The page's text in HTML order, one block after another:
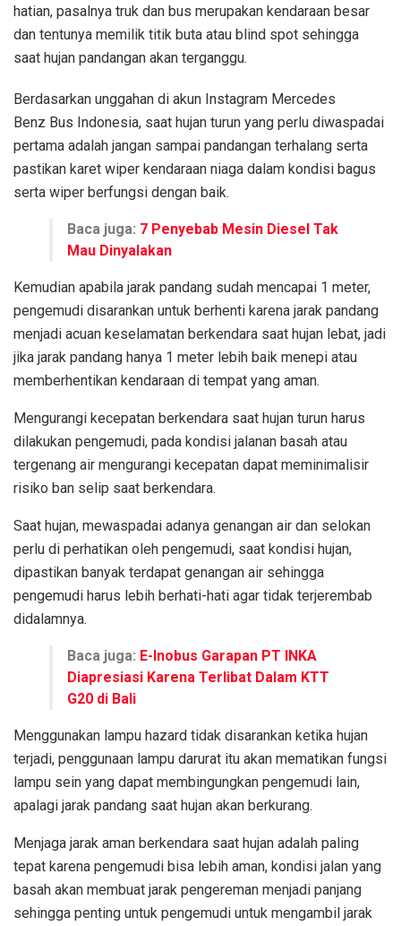
hatian, pasalnya truk dan bus merupakan kendaraan besar
dan tentunya memilik titik buta atau blind spot sehingga
saat hujan pandangan akan terganggu.
Berdasarkan unggahan di akun Instagram Mercedes
Benz Bus Indonesia, saat hujan turun yang perlu diwaspadai
pertama adalah jangan sampai pandangan terhalang serta
pastikan karet wiper kendaraan niaga dalam kondisi bagus
serta wiper berfungsi dengan baik.
Baca juga: 7 Penyebab Mesin Diesel Tak
Mau Dinyalakan
Kemudian apabila jarak pandang sudah mencapai 1 meter,
pengemudi disarankan untuk berhenti karena jarak pandang
menjadi acuan keselamatan berkendara saat hujan lebat, jadi
jika jarak pandang hanya 1 meter lebih baik menepi atau
memberhentikan kendaraan di tempat yang aman.
Mengurangi kecepatan berkendara saat hujan turun harus
dilakukan pengemudi, pada kondisi jalanan basah atau
tergenang air mengurangi kecepatan dapat meminimalisir
risiko ban selip saat berkendara.
Saat hujan, mewaspadai adanya genangan air dan selokan
perlu di perhatikan oleh pengemudi, saat kondisi hujan,
dipastikan banyak terdapat genangan air sehingga
pengemudi harus lebih berhati-hati agar tidak terjerembab
didalamnya.
Baca juga: E-Inobus Garapan PT INKA
Diapresiasi Karena Terlibat Dalam KTT
G20 di Bali
Menggunakan lampu hazard tidak disarankan ketika hujan
terjadi, penggunaan lampu darurat itu akan mematikan fungsi
lampu sein yang dapat membingungkan pengemudi lain,
apalagi jarak pandang saat hujan akan berkurang.
Menjaga jarak aman berkendara saat hujan adalah paling
tepat karena pengemudi bisa lebih aman, kondisi jalan yang
basah akan membuat jarak pengereman menjadi panjang
sehingga penting untuk pengemudi untuk mengambil jarak